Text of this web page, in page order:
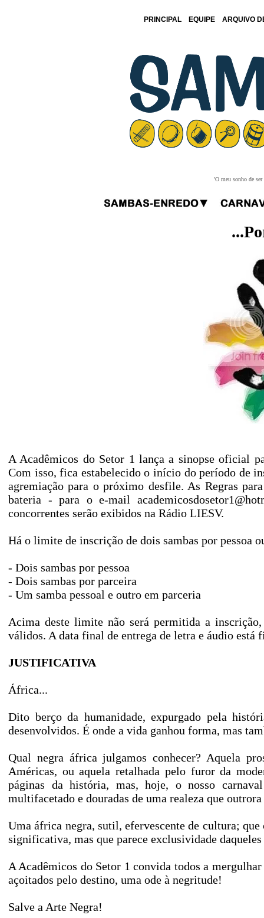
PRINCIPAL EQUIPE ARQUIVO
'O meu sonho de
A Acadêmicos do Setor 1 lança a sinopse oficial
Com isso, fica estabelecido o início do período de
agremiação para o próximo desfile. As Regras
bateria - para o e-mail
concorrentes serão exibidos na Rádio LIESV.
Há o limite de inscrição de dois sambas por pessoa
- Dois sambas por pessoa
- Dois sambas por parceira
- Um samba pessoal e outro em parceria
Acima deste limite não será permitida a
válidos. A data final de entrega de letra e áudio está
JUSTIFICATIVA
África...
Dito berço da humanidade, expurgado pela
desenvolvidos. É onde a vida ganhou forma, mas
Qual negra áfrica julgamos conhecer? Aquela
Américas, ou aquela retalhada pelo furor da
páginas da história, mas, hoje, o nosso
multifacetado e douradas de uma realeza que
Uma áfrica negra, sutil, efervescente de cultura;
significativa, mas que parece exclusividade
A Acadêmicos do Setor 1 convida todos a
açoitados pelo destino, uma ode à negritude!
Salve a Arte Negra!